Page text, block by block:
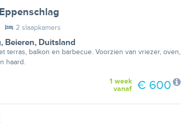
2 slaapkamers
, Beieren, Duitsland
terras, balkon en barbecue. Voorzien van vriezer, oven,
haard.
1 week
vanaf
€ 600